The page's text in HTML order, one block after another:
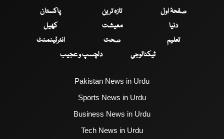
صفحۂ اول تازہ ترین
پاکستان
دنیا
معیشت
کھیل
تعلیم
صحت
انٹرٹینمنٹ
ٹیکنالوجی
دلچسپ و عجیب
Pakistan News in Urdu
Sports News in Urdu
Business News in Urdu
Tech News in Urdu